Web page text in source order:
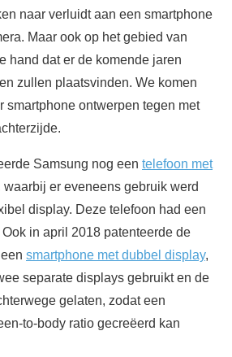
naar verluidt aan een smartphone
Maar ook op het gebied van
hand dat er de komende jaren
zullen plaatsvinden. We komen
smartphone ontwerpen tegen met
Samsung nog een telefoon met
waarbij er eveneens gebruik werd
display. Deze telefoon had een
in april 2018 patenteerde de
smartphone met dubbel display,
separate displays gebruikt en de
gelaten, zodat een
to-body ratio gecreëerd kan